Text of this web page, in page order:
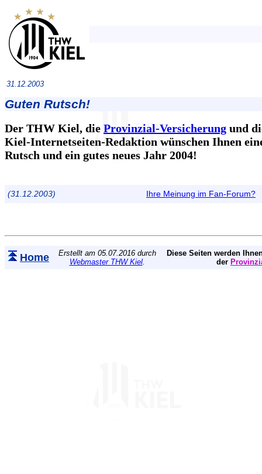
31.12.2003
Guten Rutsch!
Der THW Kiel, die Provinzial-Versicherung und
Kiel-Internetseiten-Redaktion wünschen Ihnen
Rutsch und ein gutes neues Jahr 2004!
(31.12.2003) Ihre Meinung im Fan-Forum?
Home
Erstellt am 05.07.2016 durch
Webmaster THW Kiel.
Diese Seiten werden
der